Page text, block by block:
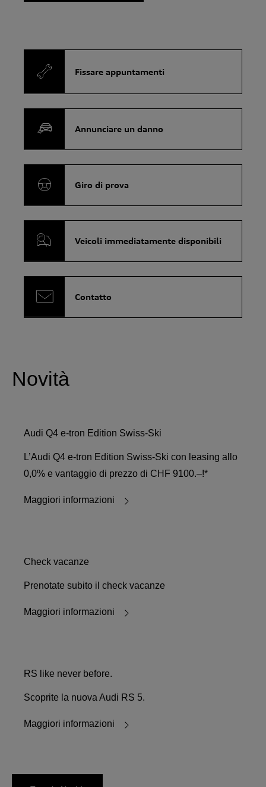
Fissare appuntamenti
Annunciare un danno
Giro di prova
Veicoli immediatamente disponibili
Contatto
Novità
Audi Q4 e-tron Edition Swiss-Ski
L’Audi Q4 e-tron Edition Swiss-Ski con leasing allo
0,0% e vantaggio di prezzo di CHF 9100.–!*
Maggiori informazioni
Check vacanze
Prenotate subito il check vacanze
Maggiori informazioni
RS like never before.
Scoprite la nuova Audi RS 5.
Maggiori informazioni